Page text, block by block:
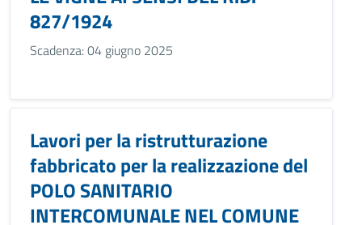
827/1924
Scadenza: 04 giugno 2025
Lavori per la ristrutturazione
fabbricato per la realizzazione del
POLO SANITARIO
INTERCOMUNALE NEL COMUNE